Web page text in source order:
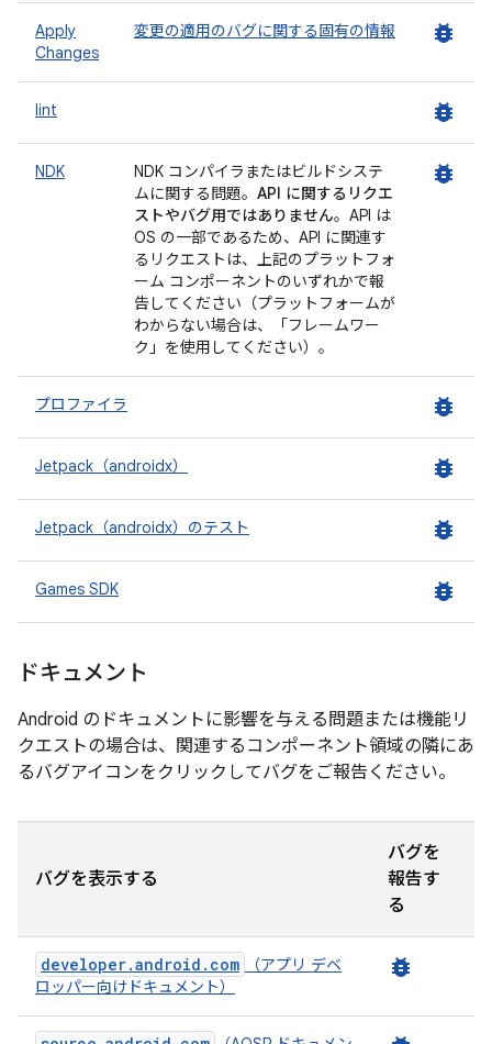
Apply
Changes
変更の適用のバグに関する固有の情報 bug_report
lint bug_report
NDK
NDK コンパイラまたはビルドシステ
ムに関する問題。 API に関するリクエ
ストやバグ用ではありません。API は
OS の一部であるため、API に関連す
るリクエストは、上記のプラットフォ
ーム コンポーネントのいずれかで報
告してください（プラットフォームが
わからない場合は、「フレームワー
ク」を使用してください）。
bug_report
プロファイラ bug_report
Jetpack（androidx） bug_report
Jetpack（androidx）のテスト bug_report
Games SDK bug_report
ドキュメント
Android のドキュメントに影響を与える問題または機能リ
クエストの場合は、関連するコンポーネント領域の隣にあ
るバグアイコンをクリックしてバグをご報告ください。
バグを表示する
バグを
報告す
る
developer.android.com
（アプリ デベ
ロッパー向けドキュメント）
bug_report